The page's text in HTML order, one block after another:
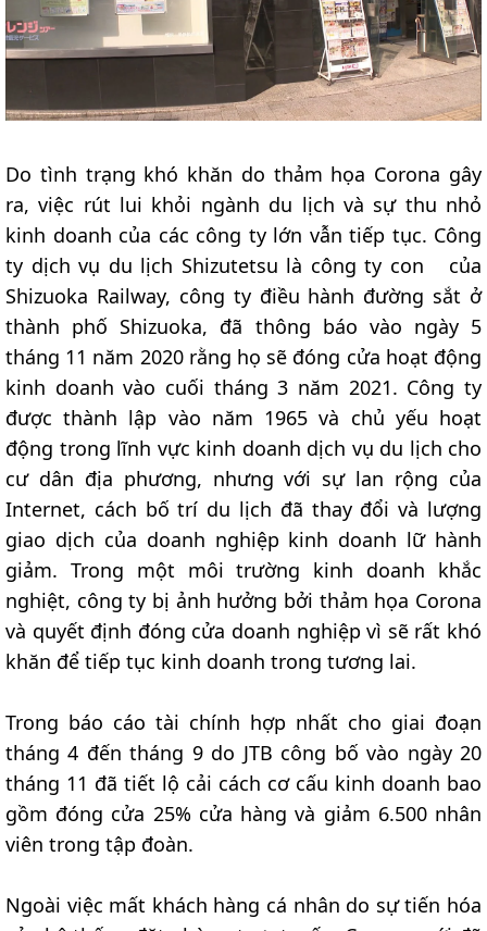
Do tình trạng khó khăn do thảm họa Corona gây
ra, việc rút lui khỏi ngành du lịch và sự thu nhỏ
kinh doanh của các công ty lớn vẫn tiếp tục. Công
ty dịch vụ du lịch Shizutetsu là công ty con của
Shizuoka Railway, công ty điều hành đường sắt ở
thành phố Shizuoka, đã thông báo vào ngày 5
tháng 11 năm 2020 rằng họ sẽ đóng cửa hoạt động
kinh doanh vào cuối tháng 3 năm 2021. Công ty
được thành lập vào năm 1965 và chủ yếu hoạt
động trong lĩnh vực kinh doanh dịch vụ du lịch cho
cư dân địa phương, nhưng với sự lan rộng của
Internet, cách bố trí du lịch đã thay đổi và lượng
giao dịch của doanh nghiệp kinh doanh lữ hành
giảm. Trong một môi trường kinh doanh khắc
nghiệt, công ty bị ảnh hưởng bởi thảm họa Corona
và quyết định đóng cửa doanh nghiệp vì sẽ rất khó
khăn để tiếp tục kinh doanh trong tương lai.
Trong báo cáo tài chính hợp nhất cho giai đoạn
tháng 4 đến tháng 9 do JTB công bố vào ngày 20
tháng 11 đã tiết lộ cải cách cơ cấu kinh doanh bao
gồm đóng cửa 25% cửa hàng và giảm 6.500 nhân
viên trong tập đoàn.
Ngoài việc mất khách hàng cá nhân do sự tiến hóa